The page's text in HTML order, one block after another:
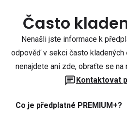
Často
Nenašli jste informace k
odpověď v sekci často
nenajdete ani zde, obraťte se na
Kontaktovat
Co je předplatné PREMIUM+?